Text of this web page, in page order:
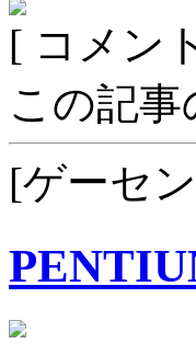
[ コメン
この記事
[ゲーセ